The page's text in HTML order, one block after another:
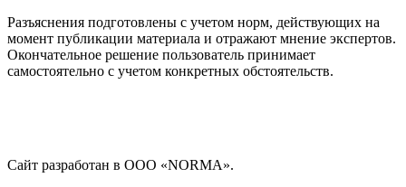
Разъяснения подготовлены с учетом норм, действующих на
момент публикации материала и отражают мнение экспертов.
Окончательное решение пользователь принимает
самостоятельно с учетом конкретных обстоятельств.
Сайт разработан в ООО «NORMA».